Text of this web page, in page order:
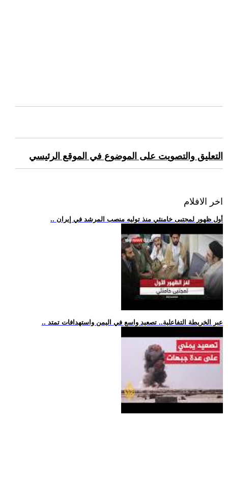
التعليق والتصويت على الموضوع في الموقع الرئيسي
اخر الافلام
.. أول ظهور لمجتبى خامنئي منذ توليه منصب المرشد في إيران
.. عبر الخريطة التفاعلية.. تصعيد واسع في اليمن واستهدافات تمتد